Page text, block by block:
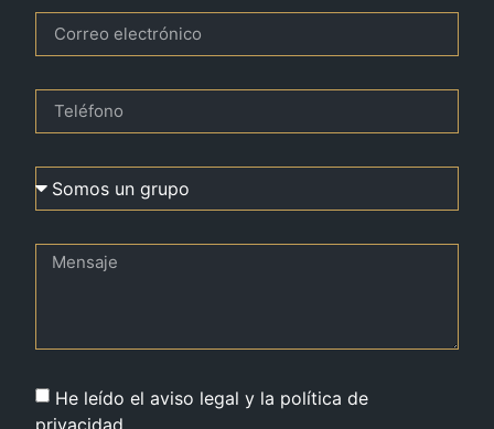
He leído el aviso legal y la política de
privacidad